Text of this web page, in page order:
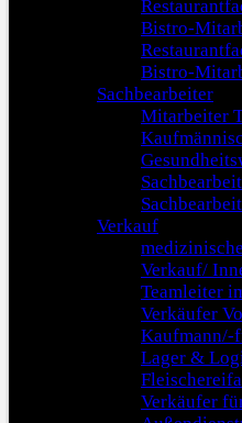
Bistro-
Bistro-
Sachbearbeiter
Mitarbeiter
Verkauf
Verkauf/
Teamleiter
Verkäufer
Kaufmann/-
Lager &
Verkäufer